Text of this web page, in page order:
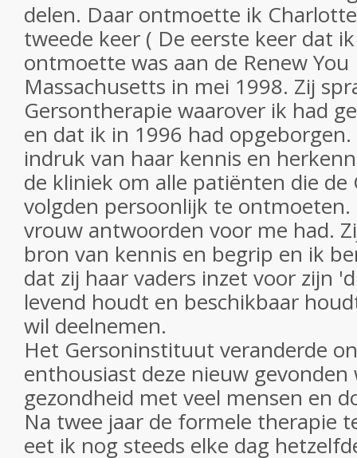
delen. Daar ontmoette ik
tweede keer ( De eerste keer dat
ontmoette was aan de Renew
Massachusetts in mei 1998. Zij
Gersontherapie waarover ik had
en dat ik in 1996 had
indruk van haar kennis en
de kliniek om alle patiënten die de
volgden persoonlijk te ontmoeten.
vrouw antwoorden voor me had.
bron van kennis en begrip en ik
dat zij haar vaders inzet voor zijn
levend houdt en beschikbaar
wil deelnemen.
Het Gersoninstituut veranderde
enthousiast deze nieuw gevonden
gezondheid met veel mensen en
Na twee jaar de formele therapie
eet ik nog steeds elke dag